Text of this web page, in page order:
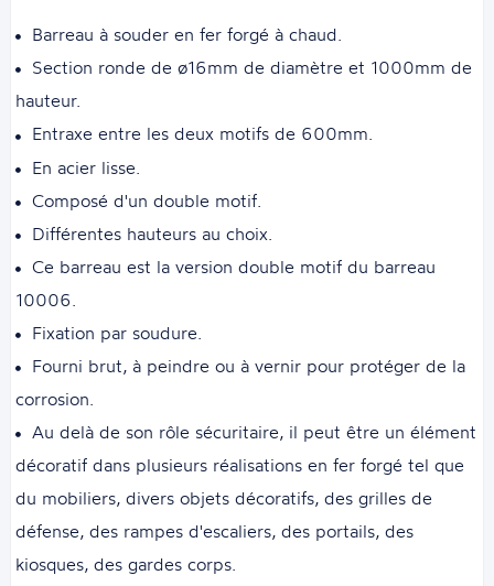
Barreau à souder en fer forgé à chaud.
Section ronde de ø16mm de diamètre et 1000mm de
hauteur.
Entraxe entre les deux motifs de 600mm.
En acier lisse.
Composé d'un double motif.
Différentes hauteurs au choix.
Ce barreau est la version double motif du barreau
10006.
Fixation par soudure.
Fourni brut, à peindre ou à vernir pour protéger de la
corrosion.
Au delà de son rôle sécuritaire, il peut être un élément
décoratif dans plusieurs réalisations en fer forgé tel que
du mobiliers, divers objets décoratifs, des grilles de
défense, des rampes d'escaliers, des portails, des
kiosques, des gardes corps.